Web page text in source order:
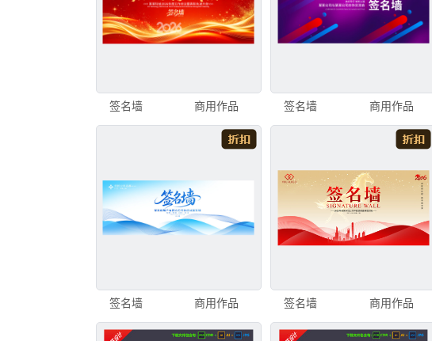
签名墙 商用作品 签名墙 商用作品
签名墙 商用作品 签名墙 商用作品